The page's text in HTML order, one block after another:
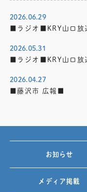
2026.06.29
■ラジオ■KRY山口
2026.05.31
■ラジオ■KRY山口
2026.04.27
■藤沢市 広報■
お知らせ
メディア掲載